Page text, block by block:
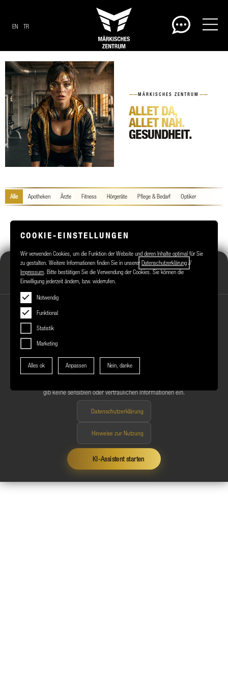
EN TR
Märkisches Zentrum Assistent
Online
HINWEIS ZUR NUTZUNG DES KI-ASSISTENTEN
Du nutzt einen KI-gestützten Assistenten zur Beantwortung deiner Fragen
gib keine sensiblen oder vertraulichen Informationen ein.
Datenschutzerklärung
Hinweise zur Nutzung
KI-Assistent starten
COOKIE-EINSTELLUNGEN
Wir verwenden Cookies, um die Funktion der Website und deren Inhalte optimal für Sie
zu gestalten. Weitere Informationen finden Sie in unsererDatenschutzerklärung //
Impressum. Bitte bestätigen Sie die Verwendung der Cookies. Sie können die
Einwilligung jederzeit ändern, bzw. widerrufen.
Notwendig
Funktional
Statistik
Marketing
Alles ok Anpassen Nein, danke
MÄRKISCHES ZENTRUM
ALLET DA,
ALLET NAH.
GESUNDHEIT.
Alle Apotheken Ärzte Fitness Hörgeräte Pflege & Bedarf Optiker